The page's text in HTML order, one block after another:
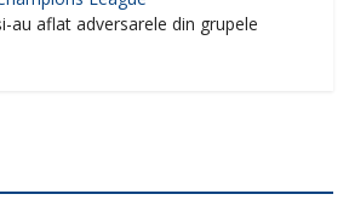
au aflat adversarele din grupele